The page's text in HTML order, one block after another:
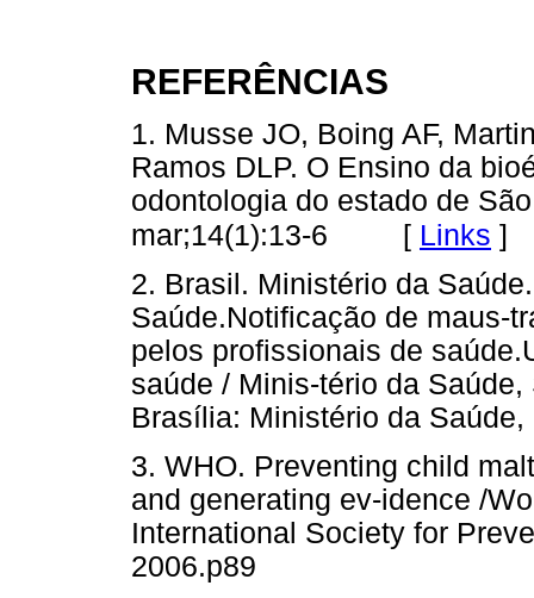
REFERÊNCIAS
1. Musse JO, Boing AF,
Ramos DLP. O Ensino da
odontologia do estado de
mar;14(1):13-6
[ Links ]
2. Brasil. Ministério da
Saúde.Notificação de maus-
pelos profissionais de
saúde / Minis-tério da
Brasília: Ministério da Saúde,
3. WHO. Preventing child
and generating ev-idence /
International Society for
2006.p89